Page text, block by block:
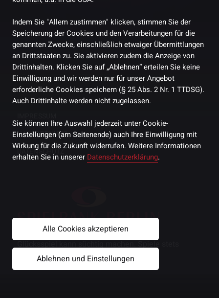
HAUSORDNUNG
DATENSCHUTZ
Glücksspiel kann süchtig machen. Spiele stets
verantwortungsbewusst und gemäßigt.
Indem Sie "Allem zustimmen" klicken, stimmen Sie der
Speicherung der Cookies und den Verarbeitungen für die
genannten Zwecke, einschließlich etwaiger Übermittlungen
an Drittstaaten zu. Sie aktivieren zudem die Anzeige von
Drittinhalten. Klicken Sie auf „Ablehnen“ erteilen Sie keine
Einwilligung und wir werden nur für unser Angebot
erforderliche Cookies speichern (§ 25 Abs. 2 Nr. 1 TTDSG).
Auch Drittinhalte werden nicht zugelassen.
Sie können Ihre Auswahl jederzeit unter Cookie-
Einstellungen (am Seitenende) auch Ihre Einwilligung mit
Wirkung für die Zukunft widerrufen. Weitere Informationen
erhalten Sie in unserer Datenschutzerklärung.
Alle Cookies akzeptieren
Ablehnen und Einstellungen